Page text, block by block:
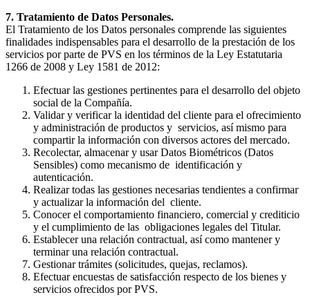
7. Tratamiento de Datos Personales.
El Tratamiento de los Datos personales comprende las siguientes
finalidades indispensables para el desarrollo de la prestación de los
servicios por parte de PVS en los términos de la Ley Estatutaria
1266 de 2008 y Ley 1581 de 2012:
Efectuar las gestiones pertinentes para el desarrollo del objeto
social de la Compañía.
Validar y verificar la identidad del cliente para el ofrecimiento
y administración de productos y servicios, así mismo para
compartir la información con diversos actores del mercado.
Recolectar, almacenar y usar Datos Biométricos (Datos
Sensibles) como mecanismo de identificación y
autenticación.
Realizar todas las gestiones necesarias tendientes a confirmar
y actualizar la información del cliente.
Conocer el comportamiento financiero, comercial y crediticio
y el cumplimiento de las obligaciones legales del Titular.
Establecer una relación contractual, así como mantener y
terminar una relación contractual.
Gestionar trámites (solicitudes, quejas, reclamos).
Efectuar encuestas de satisfacción respecto de los bienes y
servicios ofrecidos por PVS.